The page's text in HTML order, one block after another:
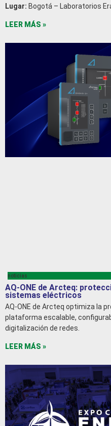
Lugar: Bogotá – Laboratorios
LEER MÁS »
noticias
AQ-ONE de Arcteq:
sistemas eléctricos
AQ-ONE de Arcteq optimiza la
plataforma escalable,
digitalización de redes.
LEER MÁS »